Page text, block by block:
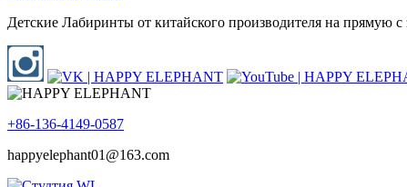
Детские Лабиринты от китайского производителя на прямую с
+86-136-4149-0587
happyelephant01@163.com